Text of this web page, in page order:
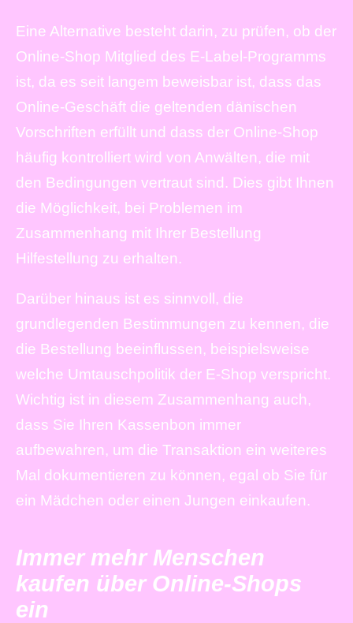
Eine Alternative besteht darin, zu prüfen, ob der
Online-Shop Mitglied des E-Label-Programms
ist, da es seit langem beweisbar ist, dass das
Online-Geschäft die geltenden dänischen
Vorschriften erfüllt und dass der Online-Shop
häufig kontrolliert wird von Anwälten, die mit
den Bedingungen vertraut sind. Dies gibt Ihnen
die Möglichkeit, bei Problemen im
Zusammenhang mit Ihrer Bestellung
Hilfestellung zu erhalten.
Darüber hinaus ist es sinnvoll, die
grundlegenden Bestimmungen zu kennen, die
die Bestellung beeinflussen, beispielsweise
welche Umtauschpolitik der E-Shop verspricht.
Wichtig ist in diesem Zusammenhang auch,
dass Sie Ihren Kassenbon immer
aufbewahren, um die Transaktion ein weiteres
Mal dokumentieren zu können, egal ob Sie für
ein Mädchen oder einen Jungen einkaufen.
Immer mehr Menschen
kaufen über Online-Shops
ein